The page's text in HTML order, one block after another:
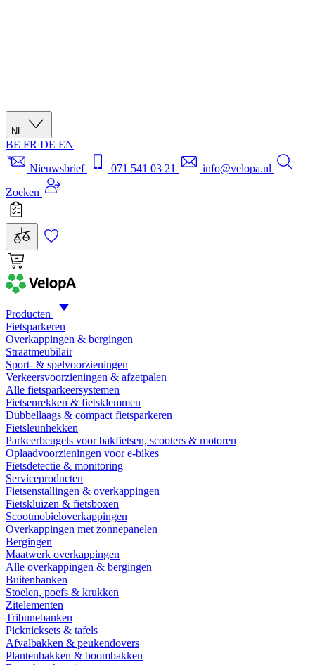
NL
BE FR DE EN
Nieuwsbrief
071 541 03 21
info@velopa.nl
Zoeken
Producten
Fietsparkeren
Overkappingen & bergingen
Straatmeubilair
Sport- & spelvoorzieningen
Verkeersvoorzieningen & afzetpalen
Alle fietsparkeersystemen
Fietsenrekken & fietsklemmen
Dubbellaags & compact fietsparkeren
Fietsleunhekken
Parkeerbeugels voor bakfietsen, scooters & motoren
Oplaadvoorzieningen voor e-bikes
Fietsdetectie & monitoring
Serviceproducten
Fietsenstallingen & overkappingen
Fietskluizen & fietsboxen
Scootmobieloverkappingen
Overkappingen met zonnepanelen
Bergingen
Maatwerk overkappingen
Alle overkappingen & bergingen
Buitenbanken
Stoelen, poefs & krukken
Zitelementen
Tribunebanken
Picknicksets & tafels
Afvalbakken & peukendovers
Plantenbakken & boombakken